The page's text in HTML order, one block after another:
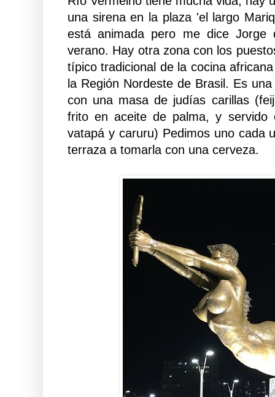
una sirena en la plaza 'el largo
está animada pero me dice Jorge
verano. Hay otra zona con los
típico tradicional de la cocina
la Región Nordeste de Brasil. Es
con una masa de judías carillas
frito en aceite de palma, y servido
vatapá y caruru) Pedimos uno cada
terraza a tomarla con una cerveza.